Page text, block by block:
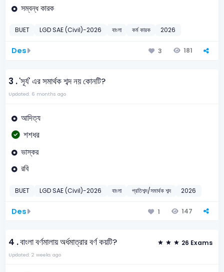
সম্বন্ধ কারক
BUET LGD SAE (Civil)-2026 বাংলা কর্ম কারক 2026
Des 3 181
3 .'সূর্য' এর সমার্থক শব্দ নয় কোনটি?
Updated: 6 months ago
আদিত্য
শশধর
ভাস্কর
রবি
BUET LGD SAE (Civil)-2026 বাংলা প্রতিশব্দ/সমার্থক শব্দ 2026
Des 1 147
4 .বাংলা বর্ণমালায় অর্ধমাত্রার বর্ণ কয়টি? 26 Exams
Updated: 2 weeks ago